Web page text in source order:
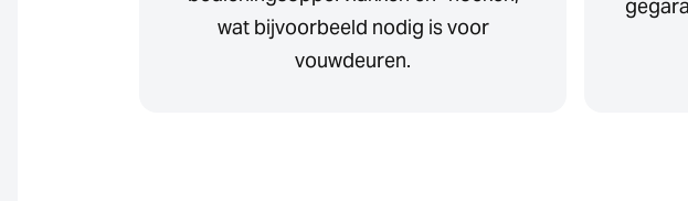
wat bijvoorbeeld nodig is voor
vouwdeuren.